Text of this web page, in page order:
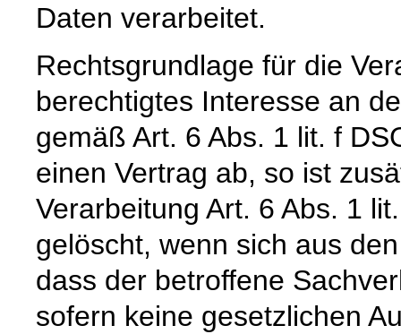
Daten verarbeitet.
Rechtsgrundlage für die
berechtigtes Interesse an
gemäß Art. 6 Abs. 1 lit. f
einen Vertrag ab, so ist
Verarbeitung Art. 6 Abs. 1
gelöscht, wenn sich aus
dass der betroffene
sofern keine gesetzlichen